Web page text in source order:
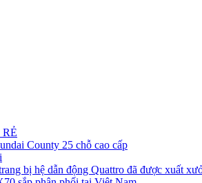
County 25 chỗ cao cấp
bị hệ dẫn động Quattro đã được xuất